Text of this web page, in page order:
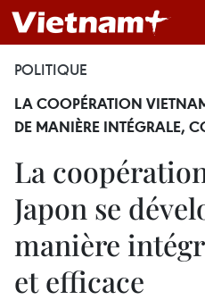
POLITIQUE
LA COOPÉRATION
DE MANIÈRE INTÉGRALE,
La
Japon se
manière
et efficace